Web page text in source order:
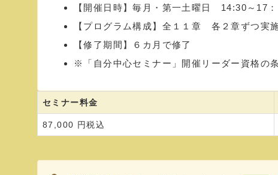
【開催日時】毎月・第一土曜日 14:30～17
【プログラム構成】全１１章 各２章ずつ実
【修了期間】６カ月で修了
※「自分中心セミナー」開催リーダー資格の
セミナー料金
87,000 円税込